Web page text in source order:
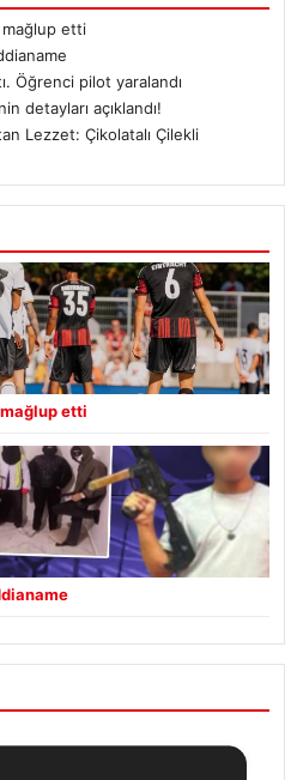
mağlup etti
Öğrenci pilot yaralandı
detayları açıklandı!
Lezzet: Çikolatalı Çilekli
etti